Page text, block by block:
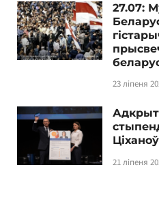
27.07:
23 ліпеня
21 ліпеня